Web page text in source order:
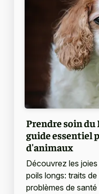
Prendre soin du
guide essentiel
d'animaux
Découvrez les
poils longs: traits
problèmes de